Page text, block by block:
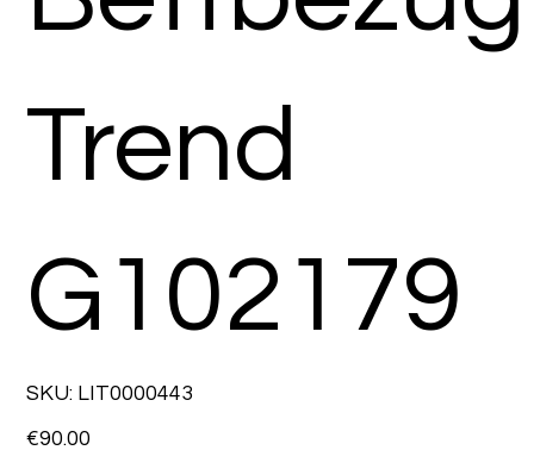
Trend
G102179
SKU: SKU
LIT0000443
LIT0000443
Price
€90.00